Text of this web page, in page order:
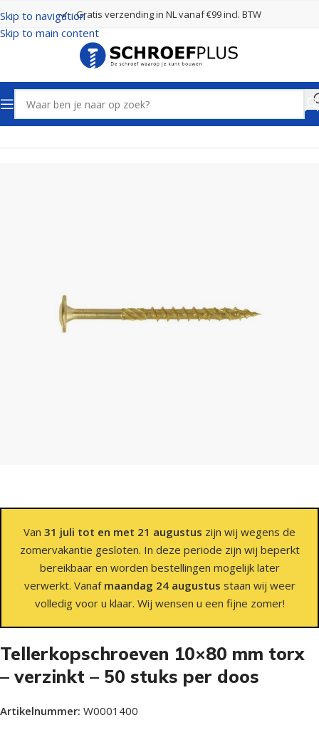
Skip to navigation
Skip to main content
Gratis verzending in NL vanaf €99 incl. BTW
Home Schroeven Tellerkopschroeven
Van 31 juli tot en met 21 augustus zijn wij wegens de
zomervakantie gesloten. In deze periode zijn wij beperkt
bereikbaar en worden bestellingen mogelijk later
verwerkt. Vanaf maandag 24 augustus staan wij weer
volledig voor u klaar. Wij wensen u een fijne zomer!
Tellerkopschroeven 10×80 mm torx
– verzinkt – 50 stuks per doos
Artikelnummer: W0001400